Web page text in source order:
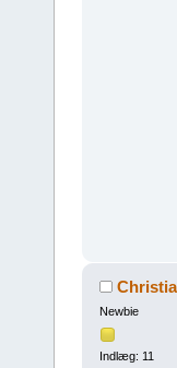
Newbie
Indlæg: 11